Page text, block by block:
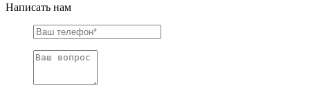
Написать нам